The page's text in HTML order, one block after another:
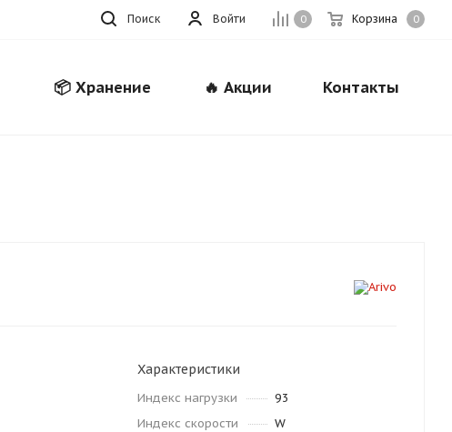
0 Корзина 0
Войти
Поиск
📦 Хранение 🔥 Акции Контакты
Характеристики
Индекс нагрузки
93
Индекс скорости
W